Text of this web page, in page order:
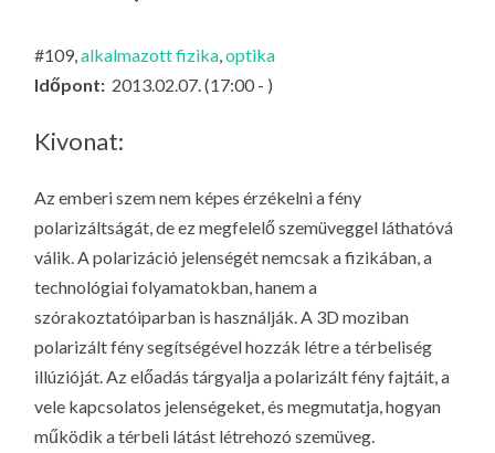
KI
#109,alkalmazott fizika,optika
Időpont: 2013.02.07. (17:00 - )
Kivonat:
Az emberi szem nem képes érzékelni a fény
polarizáltságát, de ez megfelelő szemüveggel láthatóvá
válik. A polarizáció jelenségét nemcsak a fizikában, a
technológiai folyamatokban, hanem a
szórakoztatóiparban is használják. A 3D moziban
polarizált fény segítségével hozzák létre a térbeliség
illúzióját. Az előadás tárgyalja a polarizált fény fajtáit, a
vele kapcsolatos jelenségeket, és megmutatja, hogyan
működik a térbeli látást létrehozó szemüveg.